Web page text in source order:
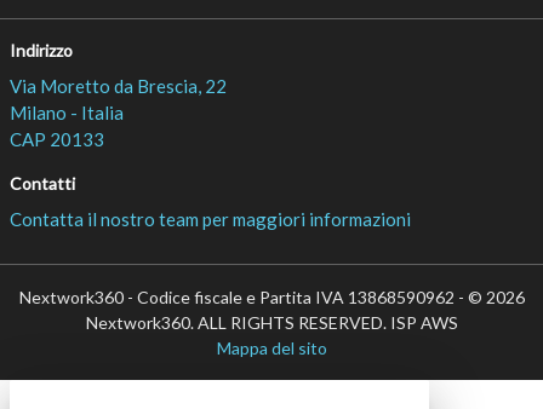
Indirizzo
Via Moretto da Brescia, 22
Milano - Italia
CAP 20133
Contatti
Contatta il nostro team per maggiori informazioni
Nextwork360 - Codice fiscale e Partita IVA 13868590962 - © 2026
Nextwork360. ALL RIGHTS RESERVED. ISP AWS
Mappa del sito